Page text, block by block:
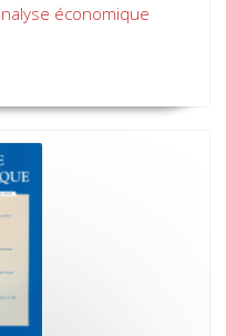
économique